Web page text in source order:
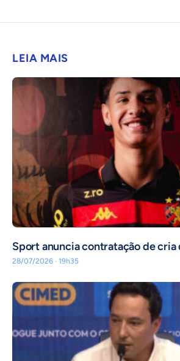
LEIA MAIS
Sport anuncia contratação de cria
28/07/2026 · 19h35